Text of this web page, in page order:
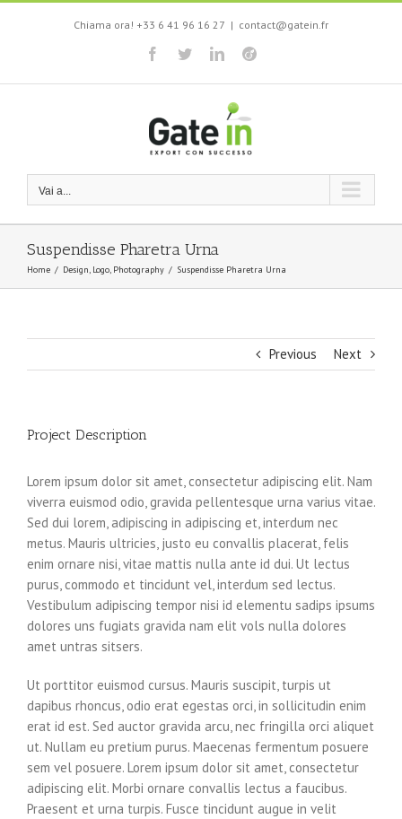
Chiama ora! +33 6 41 96 16 27 | contact@gatein.fr
Facebook
TwitterLinkedIn
Viadeo
Vai a...
Suspendisse Pharetra Urna
Home / Design, Logo, Photography / Suspendisse Pharetra Urna
Previous Next
Project Description
Lorem ipsum dolor sit amet, consectetur adipiscing elit. Nam
viverra euismod odio, gravida pellentesque urna varius vitae.
Sed dui lorem, adipiscing in adipiscing et, interdum nec
metus. Mauris ultricies, justo eu convallis placerat, felis
enim ornare nisi, vitae mattis nulla ante id dui. Ut lectus
purus, commodo et tincidunt vel, interdum sed lectus.
Vestibulum adipiscing tempor nisi id elementu sadips ipsums
dolores uns fugiats gravida nam elit vols nulla dolores
amet untras sitsers.
Ut porttitor euismod cursus. Mauris suscipit, turpis ut
dapibus rhoncus, odio erat egestas orci, in sollicitudin enim
erat id est. Sed auctor gravida arcu, nec fringilla orci aliquet
ut. Nullam eu pretium purus. Maecenas fermentum posuere
sem vel posuere. Lorem ipsum dolor sit amet, consectetur
adipiscing elit. Morbi ornare convallis lectus a faucibus.
Praesent et urna turpis. Fusce tincidunt augue in velit